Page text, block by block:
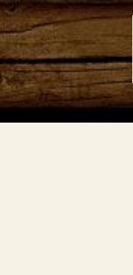
Ga
direct
naar
de
hoofdinhoud